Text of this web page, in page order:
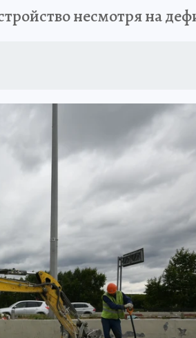
несмотря на